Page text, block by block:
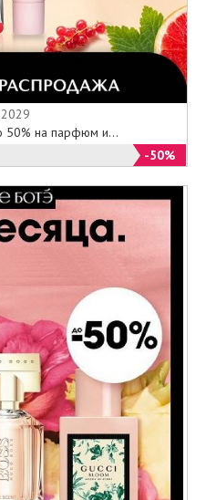
50% на парфюм и...
-50%